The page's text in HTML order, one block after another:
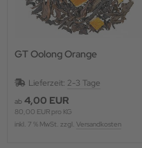
GT Oolong Orange
Lieferzeit: 2-3 Tage
ab 4,00 EUR
80,00 EUR pro KG
inkl. 7 % MwSt. zzgl. Versandkosten